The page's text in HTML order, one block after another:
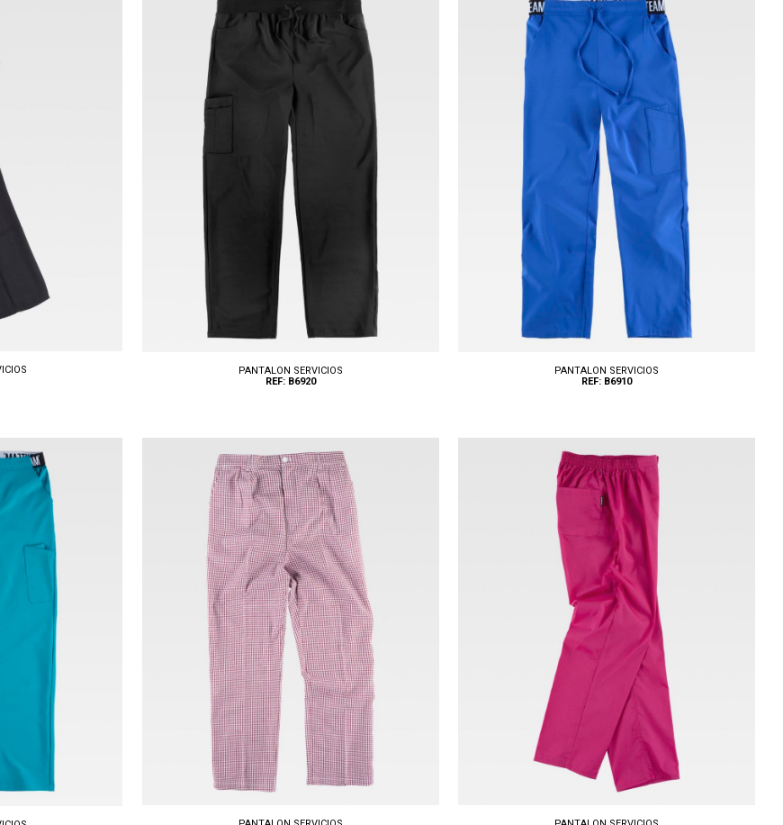
Tallas: S, M, L, XL, XXL Tallas: XS, S, M, L, XL, XXL
Tallas: S, M, L, XL, XXL, 3XL
PANTALON SERVICIOS
REF: B6920
PANTALON SERVICIOS
REF: B6910